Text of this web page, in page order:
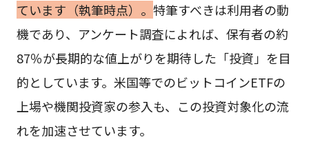
ています（執筆時点）。 特筆すべきは利用者の動
機であり、アンケート調査によれば、保有者の約
87％が長期的な値上がりを期待した「投資」を目
的としています。米国等でのビットコインETFの
上場や機関投資家の参入も、この投資対象化の流
れを加速させています。